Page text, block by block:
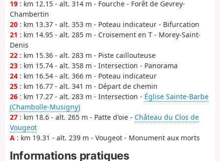
19 : km 12.15 - alt. 314 m - Fourche - Forêt de Gevrey-
Chambertin
20 : km 13.37 - alt. 353 m - Poteau indicateur - Bifurcation
21 : km 14.95 - alt. 285 m - Croisement en T - Morey-Saint-
Denis
22 : km 15.36 - alt. 283 m - Piste caillouteuse
23 : km 15.74 - alt. 358 m - Intersection - Panorama
24 : km 16.54 - alt. 366 m - Poteau indicateur
25 : km 16.77 - alt. 341 m - Départ de chemin
26 : km 17.27 - alt. 283 m - Intersection - Église Sainte-Barbe
(Chambolle-Musigny)
27 : km 18.6 - alt. 265 m - Patte d'oie - Château du Clos de
Vougeot
A : km 19.31 - alt. 239 m - Vougeot - Monument aux morts
Informations pratiques